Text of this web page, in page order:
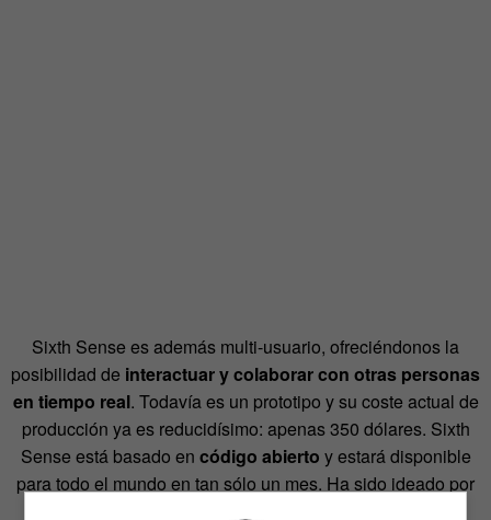
Sixth Sense es además multi-usuario, ofreciéndonos la
posibilidad de interactuar y colaborar con otras personas
en tiempo real. Todavía es un prototipo y su coste actual de
producción ya es reducidísimo: apenas 350 dólares. Sixth
Sense está basado en código abierto y estará disponible
para todo el mundo en tan sólo un mes. Ha sido ideado por